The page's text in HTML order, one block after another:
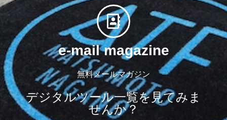
e-mail magazine
無料メールマガジン
デジタルツール一覧を見てみま
せんか？